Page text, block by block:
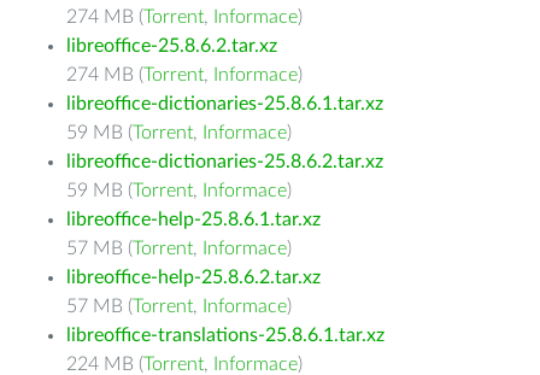
274 MB (Torrent, Informace)
libreoffice-25.8.6.2.tar.xz
274 MB (Torrent, Informace)
libreoffice-dictionaries-25.8.6.1.tar.xz
59 MB (Torrent, Informace)
libreoffice-dictionaries-25.8.6.2.tar.xz
59 MB (Torrent, Informace)
libreoffice-help-25.8.6.1.tar.xz
57 MB (Torrent, Informace)
libreoffice-help-25.8.6.2.tar.xz
57 MB (Torrent, Informace)
libreoffice-translations-25.8.6.1.tar.xz
224 MB (Torrent, Informace)